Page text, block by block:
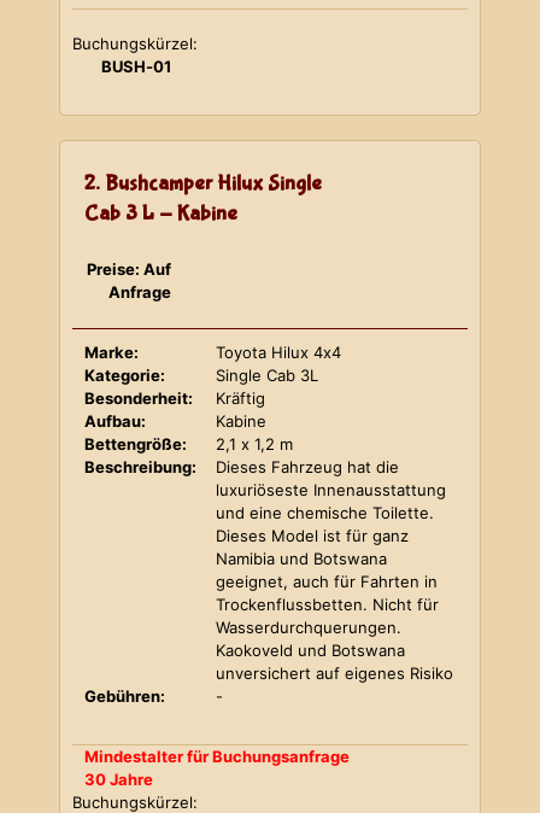
Buchungskürzel:
BUSH-01
2. Bushcamper Hilux Single
Cab 3 L - Kabine
Preise: Auf
Anfrage
Marke:
Toyota Hilux 4x4
Kategorie:
Single Cab 3L
Besonderheit:
Kräftig
Aufbau:
Kabine
Bettengröße:
2,1 x 1,2 m
Beschreibung:
Dieses Fahrzeug hat die
luxuriöseste Innenausstattung
und eine chemische Toilette.
Dieses Model ist für ganz
Namibia und Botswana
geeignet, auch für Fahrten in
Trockenflussbetten. Nicht für
Wasserdurchquerungen.
Kaokoveld und Botswana
unversichert auf eigenes Risiko
Gebühren:
-
Mindestalter für Buchungsanfrage
30 Jahre
Buchungskürzel: